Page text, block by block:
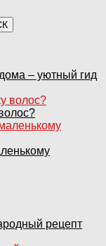
– уютный гид
рецепт